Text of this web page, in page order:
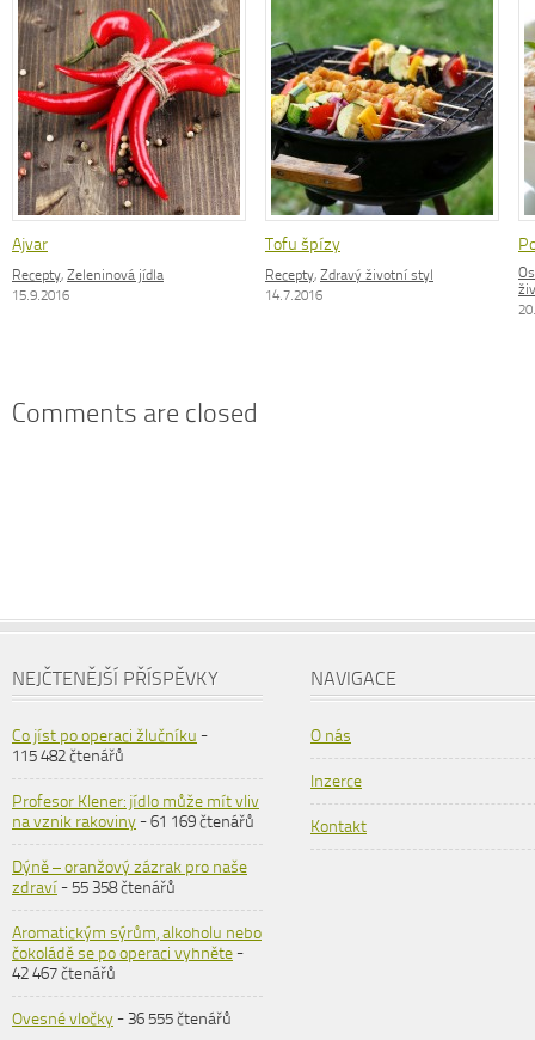
Ajvar
Recepty, Zeleninová jídla
15.9.2016
Tofu špízy
Recepty, Zdravý životní styl
14.7.2016
Comments are closed
NEJČTENĚJŠÍ PŘÍSPĚVKY
Co jíst po operaci žlučníku -
115 482 čtenářů
Profesor Klener: jídlo může mít vliv
na vznik rakoviny- 61 169 čtenářů
Dýně – oranžový zázrak pro naše
zdraví- 55 358 čtenářů
Aromatickým sýrům, alkoholu nebo
čokoládě se po operaci vyhněte-
42 467 čtenářů
Ovesné vločky- 36 555 čtenářů
NAVIGACE
O nás
Inzerce
Kontakt